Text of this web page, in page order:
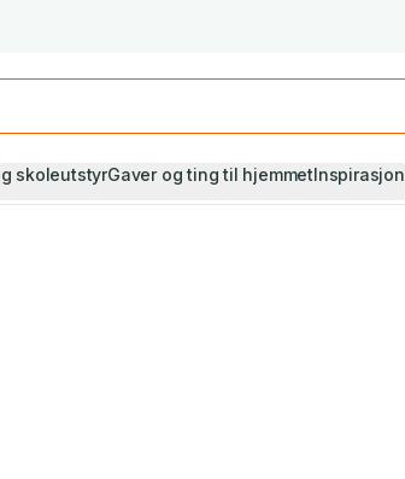
skoleutstyrGaver og ting til hjemmetInspirasjon